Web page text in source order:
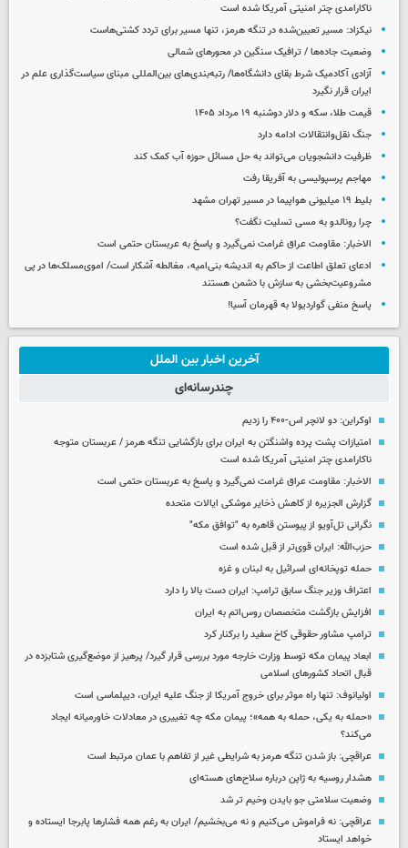
ناکارامدی چتر امنیتی آمریکا شده است
نیکزاد: مسیر تعیین‌شده در تنگه هرمز، تنها مسیر برای تردد کشتی‌هاست
وضعیت جاده‌ها / ترافیک سنگین در محورهای شمالی
آزادی آکادمیک شرط بقای دانشگاه‌ها/ رتبه‌بندی‌های بین‌المللی مبنای سیاست‌گذاری علم در
ایران قرار نگیرد
قیمت طلا، سکه و دلار دوشنبه ۱۹ مرداد ۱۴۰۵
جنگ نقل‌وانتقالات ادامه دارد
ظرفیت دانشجویان می‌تواند به حل مسائل حوزه آب کمک کند
مهاجم پرسپولیسی به آفریقا رفت
بلیط ۱۹ میلیونی هواپیما در مسیر تهران مشهد
چرا رونالدو به مسی تسلیت نگفت؟
الاخبار: مقاومت عراق غرامت نمی‌گیرد و پاسخ به عربستان حتمی است
ادعای تعلق اطاعت از حاکم به اندیشه بنی‌امیه، مغالطه آشکار است/ اموی‌مسلک‌ها در پی
مشروعیت‌بخشی به سازش با دشمن هستند
پاسخ منفی گواردیولا به قهرمان آسیا!
آخرین اخبار بین الملل
چندرسانه‌ای
اوکراین: دو لانچر اس-۴۰۰ را زدیم
امتیازات پشت پرده واشنگتن به ایران برای بازگشایی تنگه هرمز / عربستان متوجه
ناکارامدی چتر امنیتی آمریکا شده است
الاخبار: مقاومت عراق غرامت نمی‌گیرد و پاسخ به عربستان حتمی است
گزارش الجزیره از کاهش ذخایر موشکی ایالات متحده
نگرانی تل‌آویو از پیوستن قاهره به "توافق مکه"
حزب‌الله: ایران قوی‌تر از قبل شده است
حمله توپخانه‌ای اسرائیل به لبنان و غزه
اعتراف وزیر جنگ سابق ترامپ: ایران دست بالا را دارد
افزایش بازگشت متخصصان روس‌اتم به ایران
ترامپ مشاور حقوقی کاخ سفید را برکنار کرد
ابعاد پیمان مکه توسط وزارت خارجه مورد بررسی قرار گیرد/ پرهیز از موضع‌گیری شتابزده در
قبال اتحاد کشورهای اسلامی
اولیانوف: تنها راه موثر برای خروج آمریکا از جنگ علیه ایران، دیپلماسی است
«حمله به یکی، حمله به همه»؛ پیمان مکه چه تغییری در معادلات خاورمیانه ایجاد
می‌کند؟
عراقچی: باز شدن تنگه هرمز به شرایطی غیر از تفاهم با عمان مرتبط است
هشدار روسیه به ژاپن درباره سلاح‌های هسته‌ای
وضعیت سلامتی جو بایدن وخیم تر شد
عراقچی: نه فراموش می‌کنیم و نه می‌بخشیم/ ایران به رغم همه فشارها پابرجا ایستاده و
خواهد ایستاد